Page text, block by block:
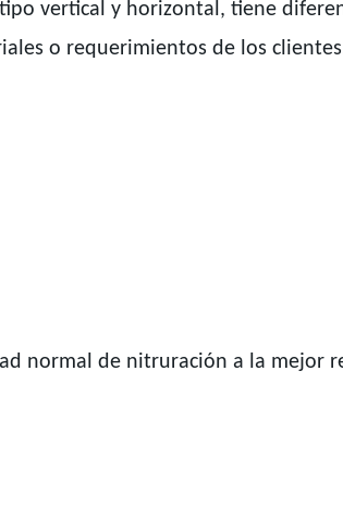
vertical y horizontal, tiene
o requerimientos de los
normal de nitruración a la mejor